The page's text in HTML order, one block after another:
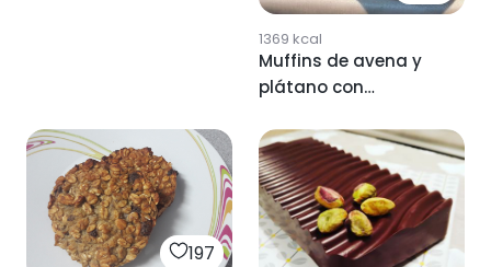
1369 kcal
Muffins de avena y
plátano con
197